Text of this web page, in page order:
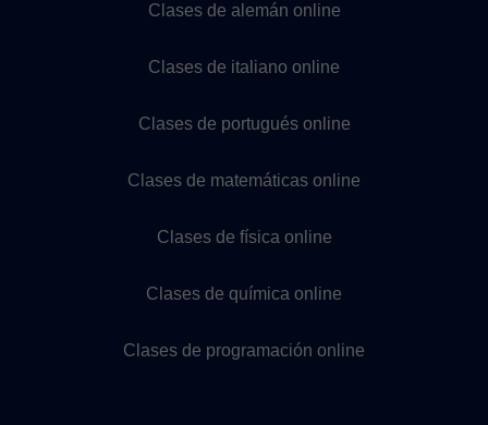
Clases de alemán online
Clases de italiano online
Clases de portugués online
Clases de matemáticas online
Clases de física online
Clases de química online
Clases de programación online